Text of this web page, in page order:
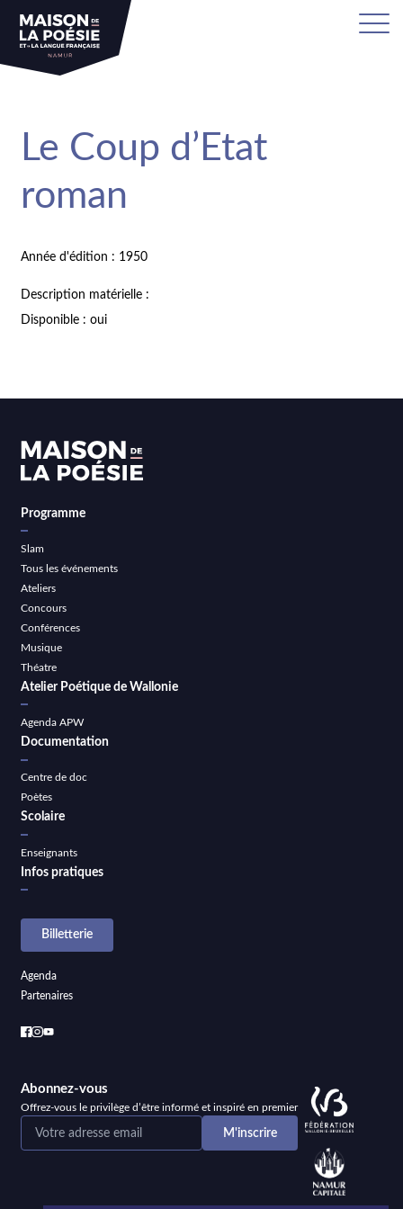
Le Coup d’Etat
roman
Année d'édition : 1950
Description matérielle :
Disponible : oui
Programme
Slam
Tous les événements
Ateliers
Concours
Conférences
Musique
Théatre
Atelier Poétique de Wallonie
Agenda APW
Documentation
Centre de doc
Poètes
Scolaire
Enseignants
Infos pratiques
Billetterie
Agenda
Partenaires
Abonnez-vous
Offrez-vous le privilège d’être informé et inspiré en premier